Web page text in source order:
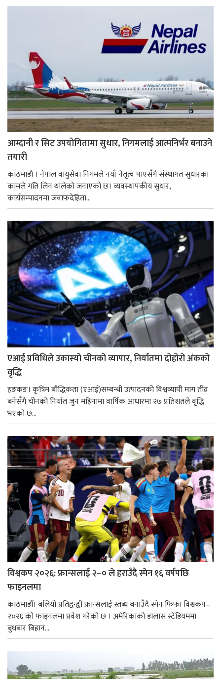
आम्दानी र सिट उपयोगितामा सुधार, निगमलाई आत्मनिर्भर बनाउने
तयारी
काठमाडाैं । नेपाल वायुसेवा निगमले नयाँ नेतृत्व पाएसँगै संस्थागत सुधारका
कामले गति लिन थालेको जनाएको छ। व्यवस्थापकीय सुधार,
कार्यसम्पादनमा जवाफदेहिता...
एआई प्रविधिले उकास्यो चीनको व्यापार, निर्यातमा दोहोरो अंकको
वृद्धि
हङकङ। कृत्रिम बौद्धिकता (एआई)सम्बन्धी उत्पादनको विश्वव्यापी माग तीव्र
बनेसँगै चीनको निर्यात जुन महिनामा वार्षिक आधारमा २७ प्रतिशतले वृद्धि
भएको छ...
विश्वकप २०२६: फ्रान्सलाई २–० ले हराउँदै स्पेन १६ वर्षपछि
फाइनलमा
काठमाडौँ। बलियो प्रतिद्वन्द्वी फ्रान्सलाई स्तब्ध बनाउँदै स्पेन फिफा विश्वकप–
२०२६ को फाइनलमा प्रवेश गरेको छ । अमेरिकाको डालास स्टेडियममा
बुधबार बिहान...